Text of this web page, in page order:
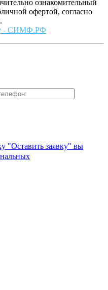
ознакомительный
офертой, согласно
- СИМФ.РФ
"Оставить заявку" вы